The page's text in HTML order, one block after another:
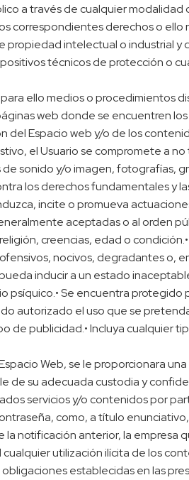
a través de cualquier
correspondientes derechos o
propiedad intelectual o industrial
técnicos de protección o
ello medios o procedimientos
web donde se encuentren
del Espacio web y/o de los
el Usuario se compromete a
sonido y/o imagen, fotografías,
los derechos fundamentales y
incite o promueva
aceptadas o al orden
creencias, edad o
nocivos, degradantes o,
inducir a un estado
psíquico.• Se encuentra
autorizado el uso que se
de publicidad.• Incluya cualquier
Web, se le proporcionara
de su adecuada custodia y
servicios y/o contenidos por
como, a título
notificación anterior, la
utilización ilícita de los
establecidas en las